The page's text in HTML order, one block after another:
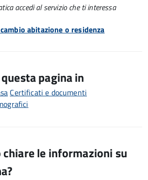
accedi al servizio che ti interessa
abitazione o residenza
pagina in
Certificati e documenti
chiare le informazioni su